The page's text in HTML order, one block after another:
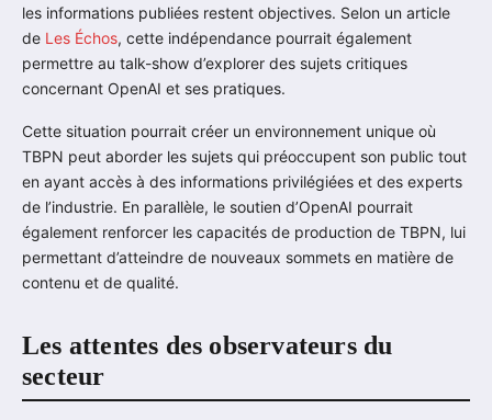
les informations publiées restent objectives. Selon un article
de Les Échos, cette indépendance pourrait également
permettre au talk-show d’explorer des sujets critiques
concernant OpenAI et ses pratiques.
Cette situation pourrait créer un environnement unique où
TBPN peut aborder les sujets qui préoccupent son public tout
en ayant accès à des informations privilégiées et des experts
de l’industrie. En parallèle, le soutien d’OpenAI pourrait
également renforcer les capacités de production de TBPN, lui
permettant d’atteindre de nouveaux sommets en matière de
contenu et de qualité.
Les attentes des observateurs du
secteur